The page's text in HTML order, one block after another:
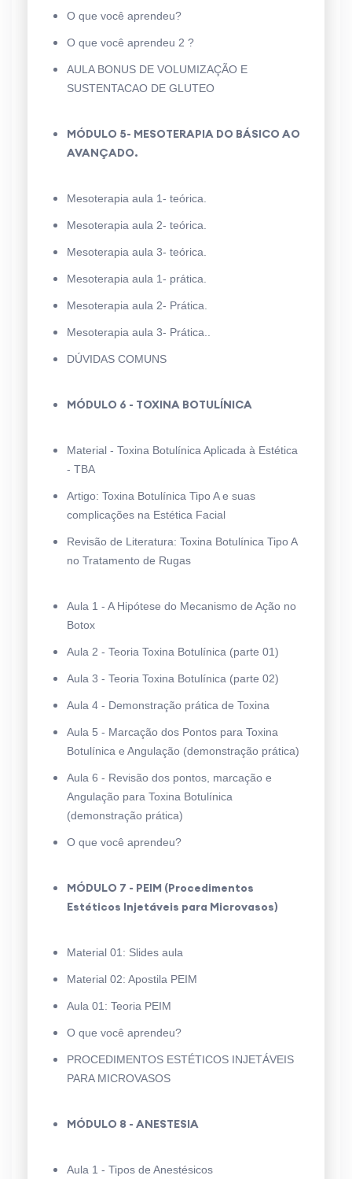
O que você aprendeu?
O que você aprendeu 2 ?
AULA BONUS DE VOLUMIZAÇÃO E
SUSTENTACAO DE GLUTEO
MÓDULO 5- MESOTERAPIA DO BÁSICO AO
AVANÇADO.
Mesoterapia aula 1- teórica.
Mesoterapia aula 2- teórica.
Mesoterapia aula 3- teórica.
Mesoterapia aula 1- prática.
Mesoterapia aula 2- Prática.
Mesoterapia aula 3- Prática..
DÚVIDAS COMUNS
MÓDULO 6 - TOXINA BOTULÍNICA
Material - Toxina Botulínica Aplicada à Estética
- TBA
Artigo: Toxina Botulínica Tipo A e suas
complicações na Estética Facial
Revisão de Literatura: Toxina Botulínica Tipo A
no Tratamento de Rugas
Aula 1 - A Hipótese do Mecanismo de Ação no
Botox
Aula 2 - Teoria Toxina Botulínica (parte 01)
Aula 3 - Teoria Toxina Botulínica (parte 02)
Aula 4 - Demonstração prática de Toxina
Aula 5 - Marcação dos Pontos para Toxina
Botulínica e Angulação (demonstração prática)
Aula 6 - Revisão dos pontos, marcação e
Angulação para Toxina Botulínica
(demonstração prática)
O que você aprendeu?
MÓDULO 7 - PEIM (Procedimentos
Estéticos Injetáveis para Microvasos)
Material 01: Slides aula
Material 02: Apostila PEIM
Aula 01: Teoria PEIM
O que você aprendeu?
PROCEDIMENTOS ESTÉTICOS INJETÁVEIS
PARA MICROVASOS
MÓDULO 8 - ANESTESIA
Aula 1 - Tipos de Anestésicos